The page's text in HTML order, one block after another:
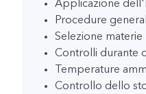
Applicazione
Procedure
Selezione
Controlli durante
Temperature
Controllo dello